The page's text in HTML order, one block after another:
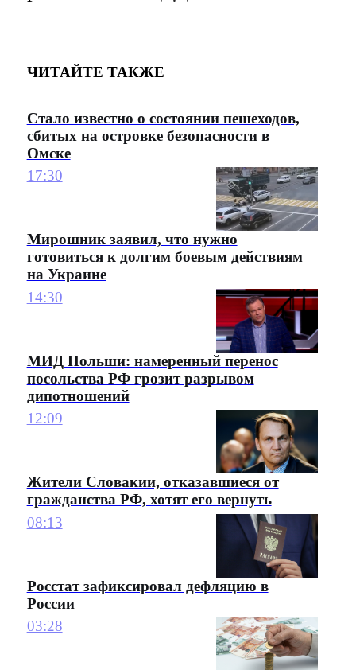
ЧИТАЙТЕ ТАКЖЕ
Стало известно о состоянии пешеходов,
сбитых на островке безопасности в
Омске
17:30
Мирошник заявил, что нужно
готовиться к долгим боевым действиям
на Украине
14:30
МИД Польши: намеренный перенос
посольства РФ грозит разрывом
дипотношений
12:09
Жители Словакии, отказавшиеся от
гражданства РФ, хотят его вернуть
08:13
Росстат зафиксировал дефляцию в
России
03:28